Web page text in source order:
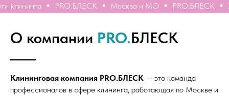
PRO.БЛЕСК Москва и МО PRO.БЛЕСК
О компании PRO.БЛЕСК
Клининговая компания PRO.БЛЕСК — это команда
профессионалов в сфере клининга, работающая по Москве и